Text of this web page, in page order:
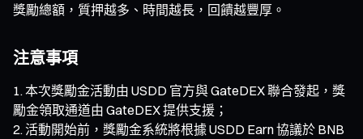
獎勵總額，質押越多、時間越長，回饋越豐厚。
注意事項
本次獎勵金活動由 USDD 官方與 GateDEX 聯合發起，獎
勵金領取通道由 GateDEX 提供支援；
活動開始前，獎勵金系統將根據 USDD Earn 協議於 BNB